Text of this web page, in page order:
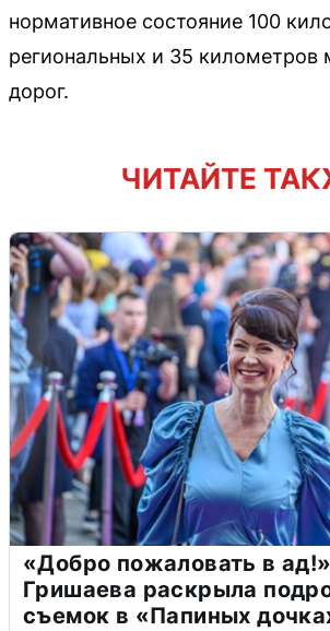
нормативное состояние 100
региональных и 35 километров
дорог.
ЧИТАЙТЕ
«Добро пожаловать в
Гришаева раскрыла
съемок в «Папиных